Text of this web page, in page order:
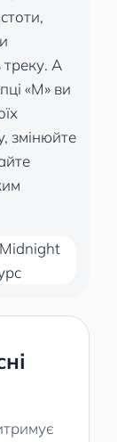
А
«M» ви
змінюйте